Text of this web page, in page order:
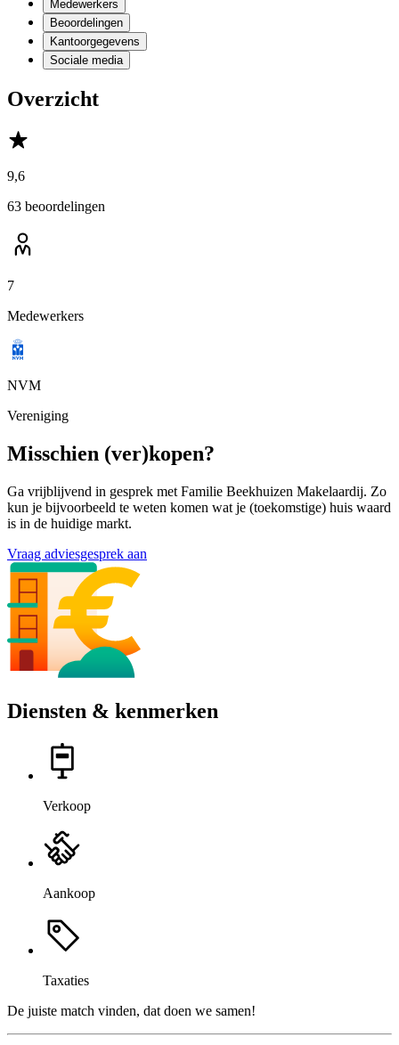
Medewerkers
Beoordelingen
Kantoorgegevens
Sociale media
Overzicht
9,6
63 beoordelingen
7
Medewerkers
NVM
Vereniging
Misschien (ver)kopen?
Ga vrijblijvend in gesprek met Familie Beekhuizen Makelaardij. Zo
kun je bijvoorbeeld te weten komen wat je (toekomstige) huis waard
is in de huidige markt.
Vraag adviesgesprek aan
Diensten & kenmerken
Verkoop
Aankoop
Taxaties
De juiste match vinden, dat doen we samen!